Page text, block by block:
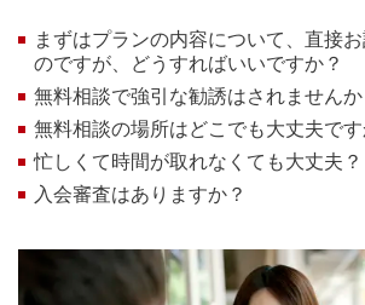
まずはプランの内容について、直接
のですが、どうすればいいですか？
無料相談で強引な勧誘はされませんか
無料相談の場所はどこでも大丈夫です
忙しくて時間が取れなくても大丈夫？
入会審査はありますか？